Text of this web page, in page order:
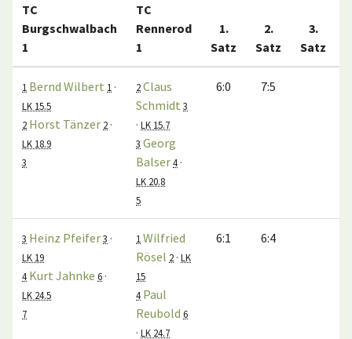
TC
Burgschwalbach
1
TC
Rennerod
1
1.
Satz
2.
Satz
3.
Satz
1 Bernd Wilbert 1 ·
LK 15.5
2 Horst Tänzer 2 ·
LK 18.9
3
2Claus
Schmidt 3
· LK 15.7
3 Georg
Balser4 ·
LK 20.8
5
6:0 7:5
3 Heinz Pfeifer3 ·
LK 19
4 Kurt Jahnke 6 ·
LK 24.5
7
1 Wilfried
Rösel 2 · LK
15
4 Paul
Reubold 6
· LK 24.7
6:1 6:4